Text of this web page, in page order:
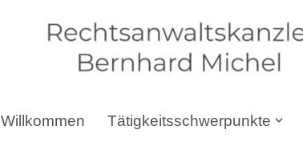
Willkommen Tätigkeitsschwerpunkte